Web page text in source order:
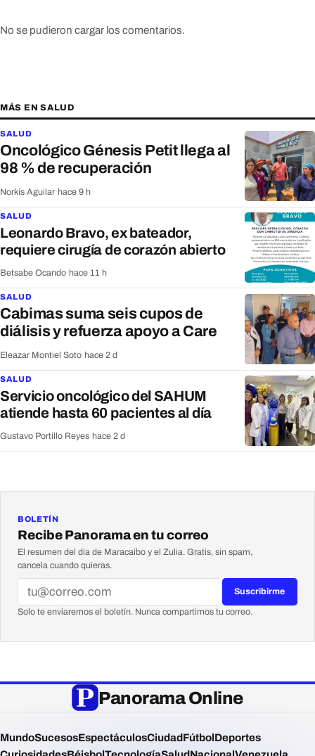
No se pudieron cargar los comentarios.
MÁS EN SALUD
SALUD
Oncológico Génesis Petit llega al
98 % de recuperación
Norkis Aguilar hace 9 h
SALUD
Leonardo Bravo, ex bateador,
requiere cirugía de corazón abierto
Betsabe Ocando hace 11 h
SALUD
Cabimas suma seis cupos de
diálisis y refuerza apoyo a Care
Eleazar Montiel Soto hace 2 d
SALUD
Servicio oncológico del SAHUM
atiende hasta 60 pacientes al día
Gustavo Portillo Reyes hace 2 d
BOLETÍN
Recibe Panorama en tu correo
El resumen del día de Maracaibo y el Zulia. Gratis, sin spam,
cancela cuando quieras.
Suscribirme
Solo te enviaremos el boletín. Nunca compartimos tu correo.
Panorama Online
MundoSucesosEspectáculosCiudadFútbol Deportes